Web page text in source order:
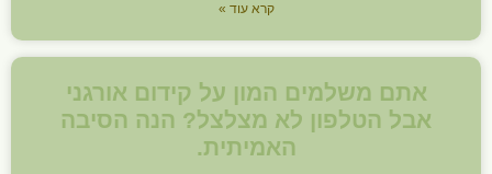
קרא עוד »
אתם משלמים המון על קידום אורגני
אבל הטלפון לא מצלצל? הנה הסיבה
האמיתית.